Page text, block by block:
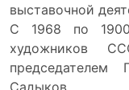
выставочной
С 1968 по
художников
Садыков